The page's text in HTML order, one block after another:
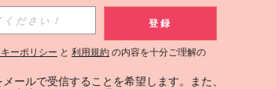
登録する
登録
ーポリシー と 利用規約 の内容を十分ご理解の
ールで受信することを希望します。また、